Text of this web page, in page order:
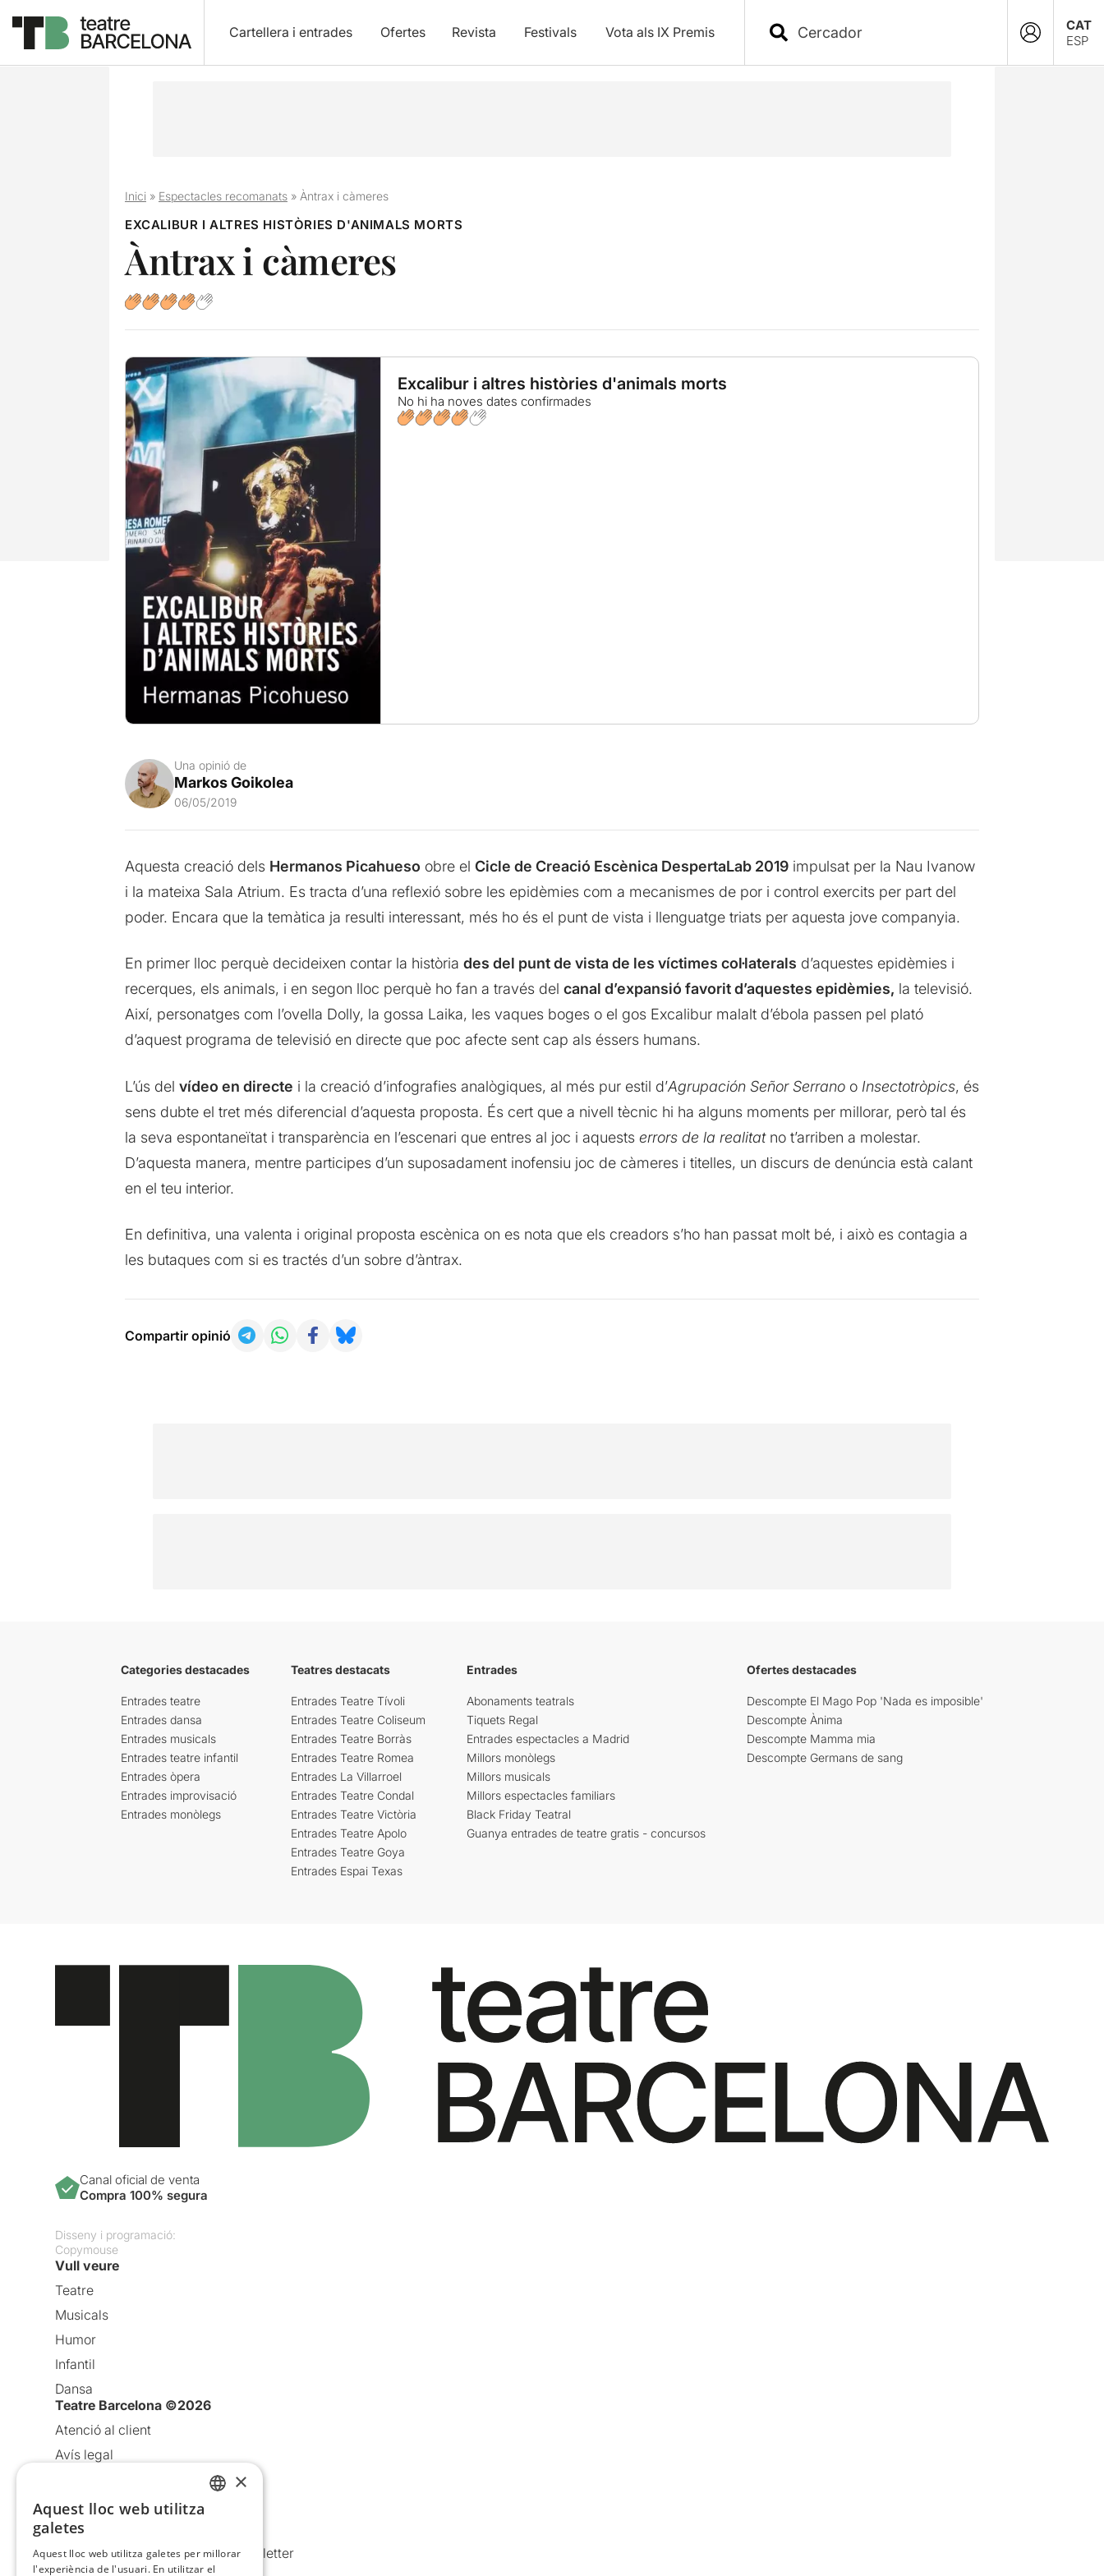
Cartellera i entrades Ofertes Revista Festivals Vota als IX Premis
CAT
ESP
Inici» Espectacles recomanats» Àntrax i càmeres
EXCALIBUR I ALTRES HISTÒRIES D'ANIMALS MORTS
Àntrax i càmeres
Excalibur i altres històries d'animals morts
No hi ha noves dates confirmades
Una opinió de
Markos Goikolea
06/05/2019
Aquesta creació dels Hermanos Picahueso obre el Cicle de Creació Escènica DespertaLab 2019impulsat per la Nau Ivanow
i la mateixa Sala Atrium. Es tracta d’una reflexió sobre les epidèmies com a mecanismes de por i control exercits per part del
poder. Encara que la temàtica ja resulti interessant, més ho és el punt de vista i llenguatge triats per aquesta jove companyia.
En primer lloc perquè decideixen contar la història des del punt de vista de les víctimes col·laterals d’aquestes epidèmies i
recerques, els animals, i en segon lloc perquè ho fan a través del canal d’expansió favorit d’aquestes epidèmies, la televisió.
Així, personatges com l’ovella Dolly, la gossa Laika, les vaques boges o el gos Excalibur malalt d’ébola passen pel plató
d’aquest programa de televisió en directe que poc afecte sent cap als éssers humans.
L’ús del vídeo en directe i la creació d’infografies analògiques, al més pur estil d’Agrupación Señor Serranoo Insectotròpics, és
sens dubte el tret més diferencial d’aquesta proposta. És cert que a nivell tècnic hi ha alguns moments per millorar, però tal és
la seva espontaneïtat i transparència en l’escenari que entres al joc i aquests errors de la realitatno t’arriben a molestar.
D’aquesta manera, mentre participes d’un suposadament inofensiu joc de càmeres i titelles, un discurs de denúncia està calant
en el teu interior.
En definitiva, una valenta i original proposta escènica on es nota que els creadors s’ho han passat molt bé, i això es contagia a
les butaques com si es tractés d’un sobre d’àntrax.
Compartir opinió
Categories destacades
Entrades teatre
Entrades dansa
Entrades musicals
Entrades teatre infantil
Entrades òpera
Entrades improvisació
Entrades monòlegs
Teatres destacats
Entrades Teatre Tívoli
Entrades Teatre Coliseum
Entrades Teatre Borràs
Entrades Teatre Romea
Entrades La Villarroel
Entrades Teatre Condal
Entrades Teatre Victòria
Entrades Teatre Apolo
Entrades Teatre Goya
Entrades Espai Texas
Entrades
Abonaments teatrals
Tiquets Regal
Entrades espectacles a Madrid
Millors monòlegs
Millors musicals
Millors espectacles familiars
Black Friday Teatral
Guanya entrades de teatre gratis - concursos
Ofertes destacades
Descompte El Mago Pop 'Nada es imposible'
Descompte Ànima
Descompte Mamma mia
Descompte Germans de sang
Canal oficial de venta
Compra 100% segura
Disseny i programació:
Copymouse
Vull veure
Teatre
Musicals
Humor
Infantil
Dansa
Teatre Barcelona ©2026
Atenció al client
Avís legal
Política de cookies
Condicions d’ús
Comunicacions comercials i Newsletter
×
Aquest lloc web utilitza
galetes
Aquest lloc web utilitza galetes per millorar
l'experiència de l'usuari. En utilitzar el